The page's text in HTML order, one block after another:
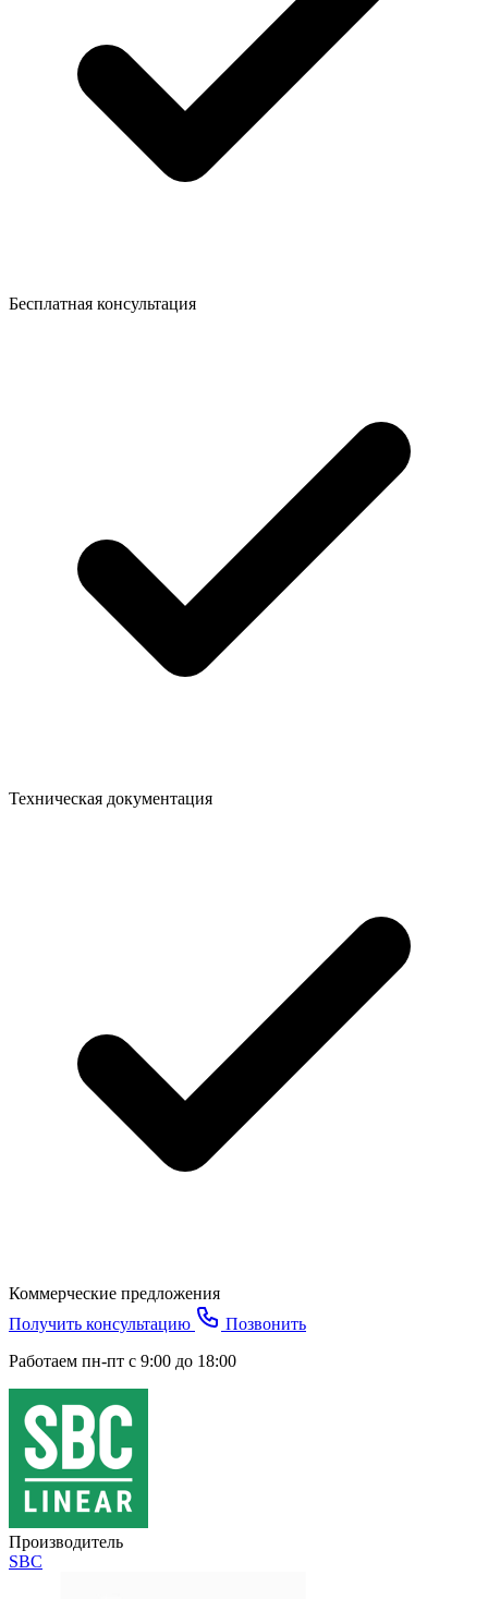
Бесплатная консультация
Техническая документация
Коммерческие предложения
Получить консультацию
Позвонить
Работаем пн-пт с 9:00 до 18:00
Производитель
SBC